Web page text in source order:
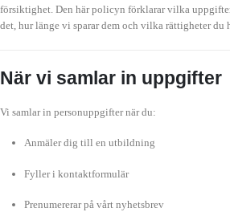
försiktighet. Den här policyn förklarar vilka
det, hur länge vi sparar dem och vilka rättigheter du
När vi samlar in uppgifter
Vi samlar in personuppgifter när du:
Anmäler dig till en utbildning
Fyller i kontaktformulär
Prenumererar på vårt nyhetsbrev